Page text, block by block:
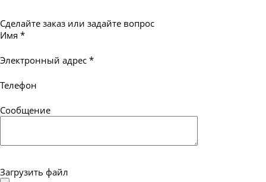
Сделайте заказ или задайте вопрос
Имя *
Электронный адрес *
Телефон
Сообщение
Загрузить файл